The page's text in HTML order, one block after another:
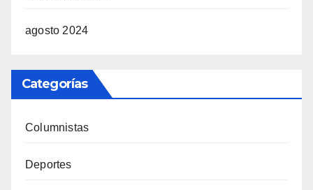
agosto 2024
Categorías
Columnistas
Deportes